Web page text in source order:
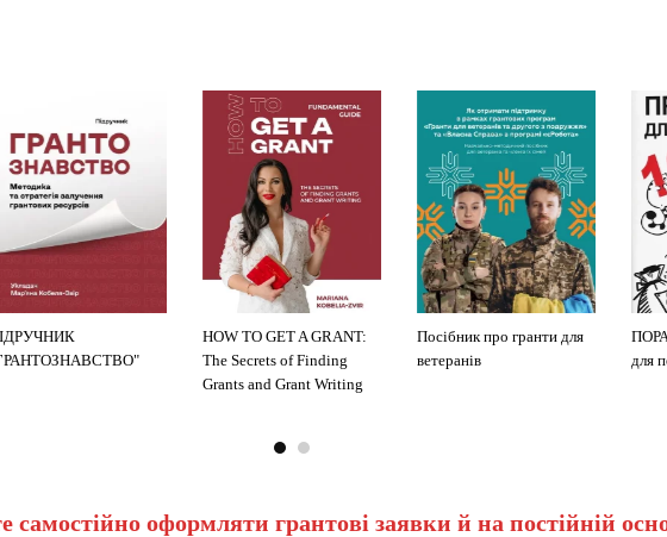
HOW TO GET A GRANT:
The Secrets of Finding
Grants and Grant Writing
Посібник про гранти для
ветеранів
для
самостійно оформляти грантові заявки й на постійній